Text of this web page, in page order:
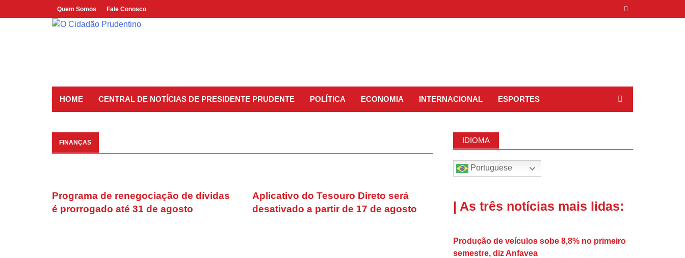
to
Quem Somos Fale Conosco
HOME CENTRAL DE NOTÍCIAS DE PRESIDENTE PRUDENTE POLÍTICA ECONOMIA INTERNACIONAL ESPORTES
FINANÇAS
Programa de renegociação de dívidas
é prorrogado até 31 de agosto
Aplicativo do Tesouro Direto será
desativado a partir de 17 de agosto
IDIOMA
Portuguese
| As três notícias mais lidas:
Produção de veículos sobe 8,8% no primeiro
semestre, diz Anfavea